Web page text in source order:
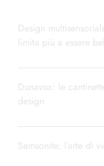
Design
limita più a essere
Dunavox: le
design
Samsonite: l’arte di